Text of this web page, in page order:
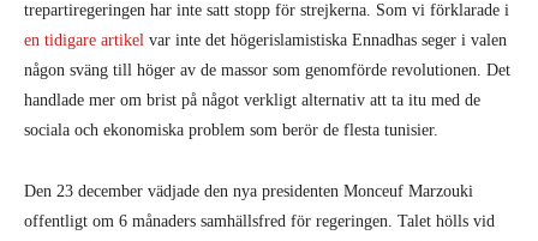
trepartiregeringen har inte satt stopp för strejkerna. Som vi förklarade i
en tidigare artikel var inte det högerislamistiska Ennadhas seger i valen
någon sväng till höger av de massor som genomförde revolutionen. Det
handlade mer om brist på något verkligt alternativ att ta itu med de
sociala och ekonomiska problem som berör de flesta tunisier.
Den 23 december vädjade den nya presidenten Monceuf Marzouki
offentligt om 6 månaders samhällsfred för regeringen. Talet hölls vid